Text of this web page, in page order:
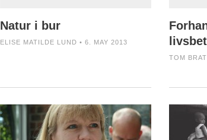
Natur i bur
ELISE MATILDE LUND • 6. MAY 2013
TOM